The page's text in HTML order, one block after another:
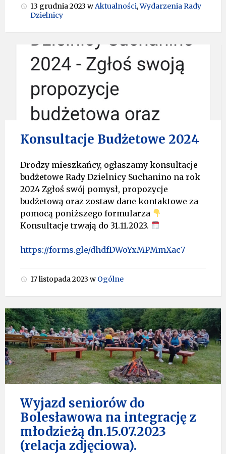
13 grudnia 2023 wAktualności,Wydarzenia Rady
Dzielnicy
Konsultacje Budżetowe 2024
Drodzy mieszkańcy, ogłaszamy konsultacje
budżetowe Rady Dzielnicy Suchanino na rok
2024 Zgłoś swój pomysł, propozycje
budżetową oraz zostaw dane kontaktowe za
pomocą poniższego formularza
Konsultacje trwają do 31.11.2023.
https://forms.gle/dhdfDWoYxMPMmXac7
17 listopada 2023 w Ogólne
Wyjazd seniorów do
Bolesławowa na integrację z
młodzieżą dn.15.07.2023
(relacja zdjęciowa).